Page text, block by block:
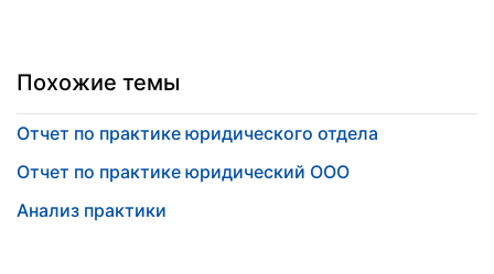
Похожие темы
Отчет по практике юридического отдела
Отчет по практике юридический ООО
Анализ практики